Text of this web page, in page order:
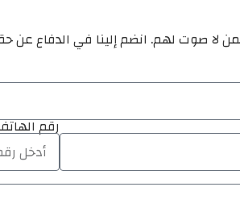
لا صوت لهم. انضم إلينا في الدفاع
رقم